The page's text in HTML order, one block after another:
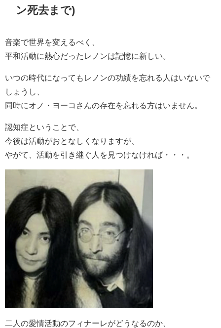
ン死去まで)
音楽で世界を変えるべく、
平和活動に熱心だったレノンは記憶に新しい。
いつの時代になってもレノンの功績を忘れる人はいないで
しょうし、
同時にオノ・ヨーコさんの存在を忘れる方はいません。
認知症ということで、
今後は活動がおとなしくなりますが、
やがて、活動を引き継ぐ人を見つけなければ・・・。
二人の愛情活動のフィナーレがどうなるのか、